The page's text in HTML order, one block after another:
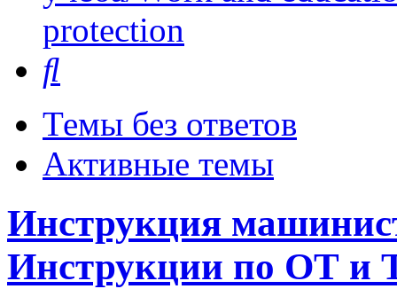
protection
Темы без ответов
Активные темы
Инструкция
Инструкции по ОТ и